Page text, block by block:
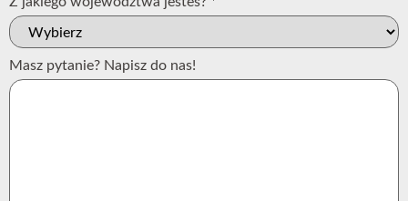
Masz pytanie? Napisz do nas!